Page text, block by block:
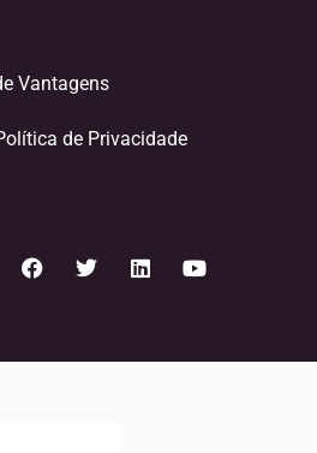
Vantagens
de Privacidade